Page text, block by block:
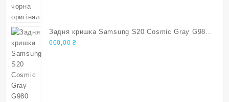
Задня кришка Samsung S20 Cosmic Gray G980
G981 s20 Оригінал
600,00 ₴